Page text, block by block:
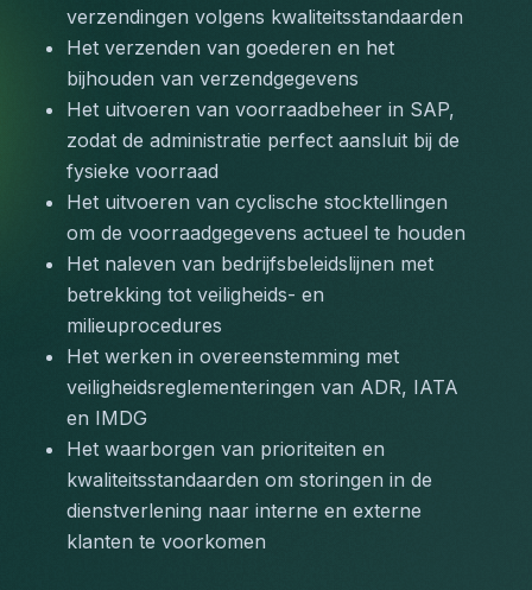
verzendingen volgens kwaliteitsstandaarden
Het verzenden van goederen en het
bijhouden van verzendgegevens
Het uitvoeren van voorraadbeheer in SAP,
zodat de administratie perfect aansluit bij de
fysieke voorraad
Het uitvoeren van cyclische stocktellingen
om de voorraadgegevens actueel te houden
Het naleven van bedrijfsbeleidslijnen met
betrekking tot veiligheids- en
milieuprocedures
Het werken in overeenstemming met
veiligheidsreglementeringen van ADR, IATA
en IMDG
Het waarborgen van prioriteiten en
kwaliteitsstandaarden om storingen in de
dienstverlening naar interne en externe
klanten te voorkomen